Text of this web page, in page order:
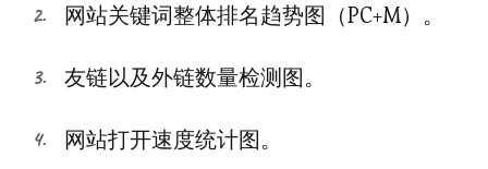
网站关键词整体排名趋势图（PC+M）。
友链以及外链数量检测图。
网站打开速度统计图。